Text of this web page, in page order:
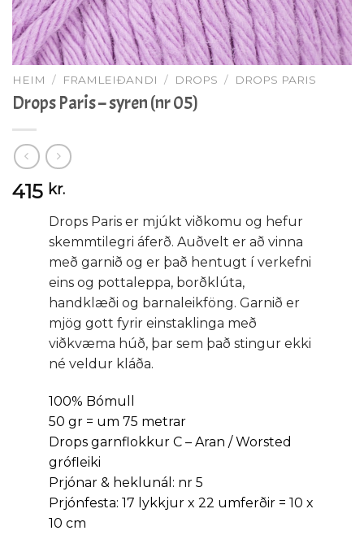
HEIM / FRAMLEIÐANDI / DROPS / DROPS PARIS
Drops Paris – syren (nr 05)
415 kr.
Drops Paris er mjúkt viðkomu og hefur
skemmtilegri áferð. Auðvelt er að vinna
með garnið og er það hentugt í verkefni
eins og pottaleppa, borðklúta,
handklæði og barnaleikföng. Garnið er
mjög gott fyrir einstaklinga með
viðkvæma húð, þar sem það stingur ekki
né veldur kláða.
100% Bómull
50 gr = um 75 metrar
Drops garnflokkur C – Aran / Worsted
grófleiki
Prjónar & heklunál: nr 5
Prjónfesta: 17 lykkjur x 22 umferðir = 10 x
10 cm